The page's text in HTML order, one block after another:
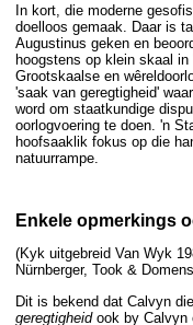
In kort, die moderne
doelloos gemaak. Daar is
Augustinus geken en
hoogstens op klein skaal
Grootskaalse en
'saak van geregtigheid'
word om staatkundige
oorlogvoering te doen. 'n
hoofsaaklik fokus op die
natuurrampe.
Enkele opmerkings
(Kyk uitgebreid Van Wyk
Nürnberger, Took &
Dit is bekend dat Calvyn
geregtigheidook by Calvyn